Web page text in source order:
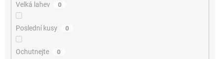
Velká lahev 0
Poslední kusy 0
Ochutnejte 0